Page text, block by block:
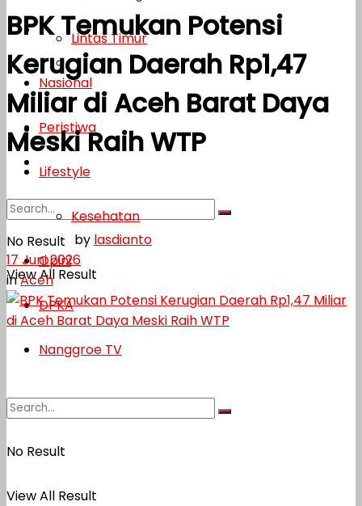
Lifestyle
Kesehatan
Opini
DPKA
Nanggroe TV
No Result
View All Result
Lintas Timur
Nasional
Peristiwa
Lifestyle
Kesehatan
Opini
DPKA
Nanggroe TV
No Result
View All Result
BPK Temukan Potensi
Kerugian Daerah Rp1,47
Miliar di Aceh Barat Daya
Meski Raih WTP
by lasdianto
17 Juni 2026
inAceh